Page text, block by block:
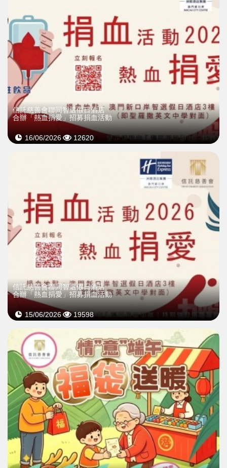
信託慈善會聯同智選假日酒店
合辦「熱血捐愛」招募捐血活動
16/06/2026 12620
信託慈善會聯同智選假日酒店
合辦「熱血捐愛」招募捐血活動
15/06/2026 19598